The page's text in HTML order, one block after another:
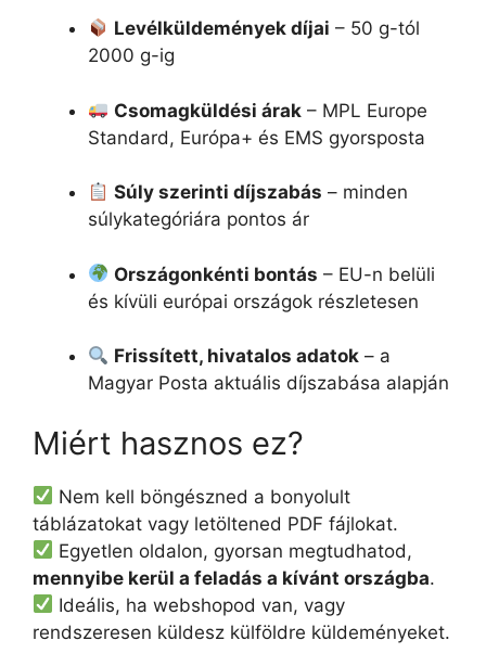
Levélküldemények díjai – 50 g-tól
2000 g-ig
Csomagküldési árak – MPL Europe
Standard, Európa+ és EMS gyorsposta
Súly szerinti díjszabás – minden
súlykategóriára pontos ár
Országonkénti bontás – EU-n belüli
és kívüli európai országok részletesen
Frissített, hivatalos adatok – a
Magyar Posta aktuális díjszabása alapján
Miért hasznos ez?
Nem kell böngészned a bonyolult
táblázatokat vagy letöltened PDF fájlokat.
Egyetlen oldalon, gyorsan megtudhatod,
mennyibe kerül a feladás a kívánt országba.
Ideális, ha webshopod van, vagy
rendszeresen küldesz külföldre küldeményeket.